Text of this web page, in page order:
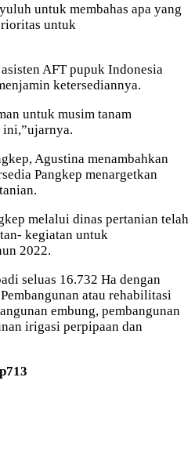
untuk membahas apa yang
untuk
AFT pupuk Indonesia
ketersediannya.
untuk musim tanam
ini,”ujarnya.
Agustina menambahkan
Pangkep menargetkan
melalui dinas pertanian telah
kegiatan untuk
2022.
seluas 16.732 Ha dengan
atau rehabilitasi
embung, pembangunan
irigasi perpipaan dan